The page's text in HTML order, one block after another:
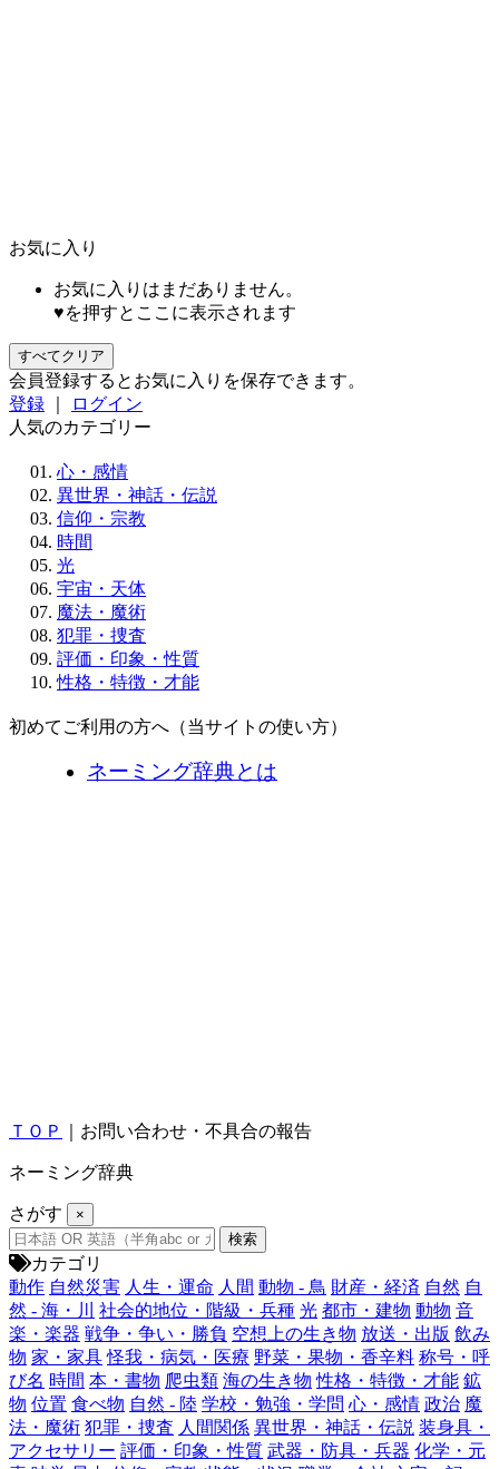
お気に入り
お気に入りはまだありません。
♥を押すとここに表示されます
すべてクリア
会員登録するとお気に入りを保存できます。
登録
ログイン
人気のカテゴリー
心・感情
異世界・神話・伝説
信仰・宗教
時間
光
宇宙・天体
魔法・魔術
犯罪・捜査
評価・印象・性質
性格・特徴・才能
初めてご利用の方へ（当サイトの使い方）
ネーミング辞典とは
ＴＯＰ ｜お問い合わせ・不具合の報告
ネーミング辞典
さがす ×
カテゴリ
動作 自然災害 人生・運命 人間 動物 - 鳥 財産・経済 自然 自
然 - 海・川
社会的地位・階級・兵種 光 都市・建物 動物 音
楽・楽器 戦争・争い・勝負 空想上の生き物 放送・出版 飲み
物 家・家具 怪我・病気・医療 野菜・果物・香辛料 称号・呼
び名 時間 本・書物 爬虫類 海の生き物 性格・特徴・才能 鉱
物 位置 食べ物 自然 - 陸 学校・勉強・学問 心・感情 政治 魔
法・魔術 犯罪・捜査 人間関係 異世界・神話・伝説 装身具・
アクセサリー 評価・印象・性質 武器・防具・兵器 化学・元